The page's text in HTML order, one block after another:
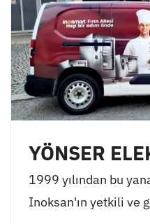
YÖNSER
1999 yılından bu
Inoksan'ın yetkili ve